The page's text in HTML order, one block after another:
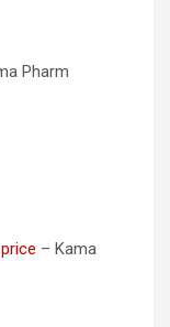
Pharm
– Kama